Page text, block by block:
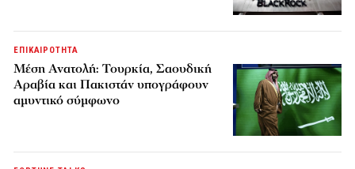
ΕΠΙΚΑΙΡΟΤΗΤΑ
Μέση Ανατολή: Τουρκία, Σαουδική
Αραβία και Πακιστάν υπογράφουν
αμυντικό σύμφωνο